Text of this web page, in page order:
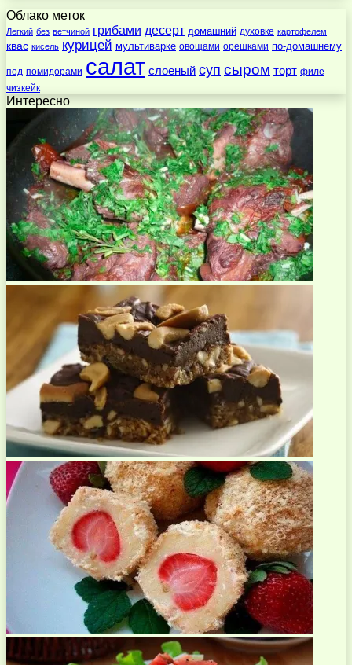
Облако меток
Легкий без ветчиной грибами десерт домашний духовке картофелем
квас кисель курицей мультиварке овощами орешками по-домашнему
под помидорами салат слоеный суп сыром торт филе
чизкейк
Интересно